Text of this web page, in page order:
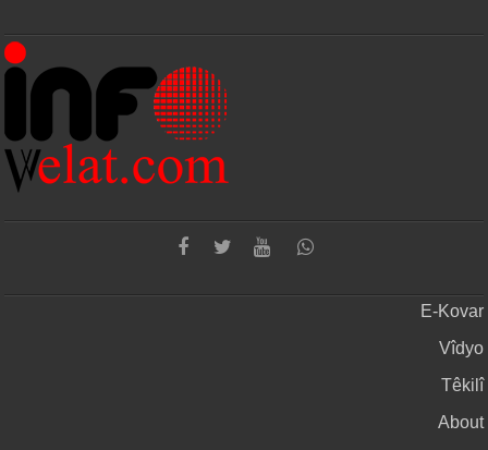
E-Kovar
Vîdyo
Têkilî
About